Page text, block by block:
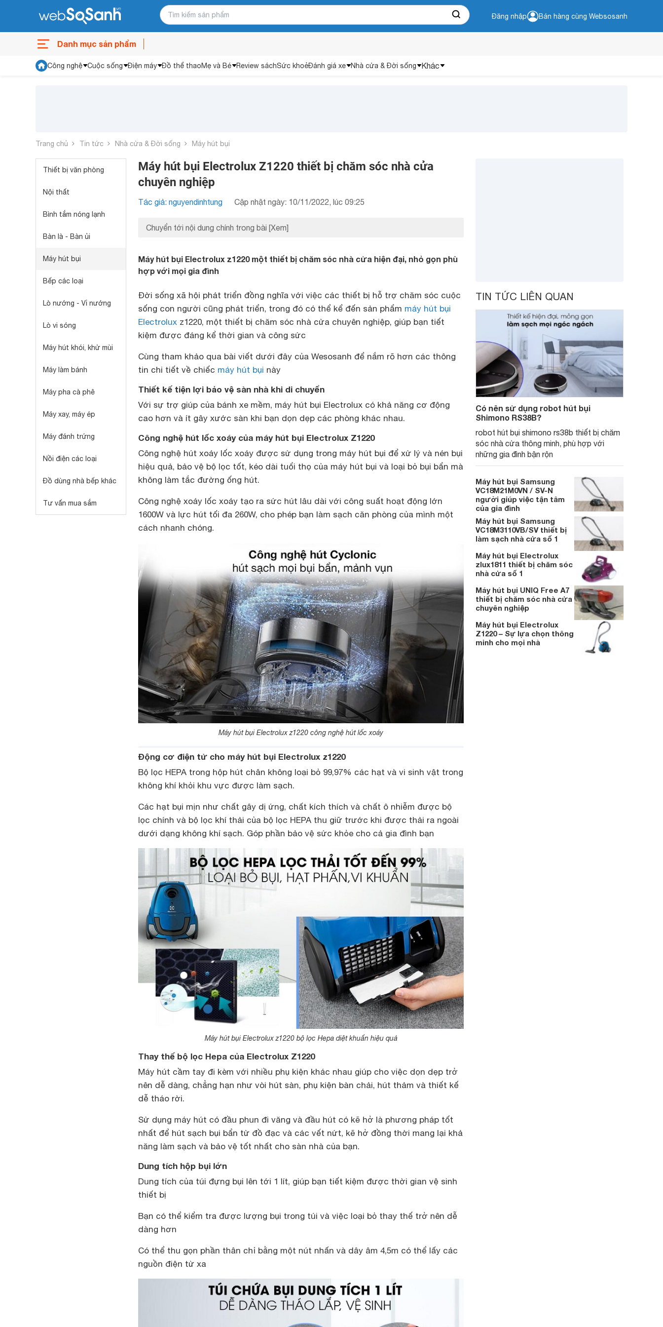
Đăng nhập Bán hàng cùng Websosanh
Danh mục sản phẩm
Công nghệ Cuộc sống Điện máy Đồ thể thaoMẹ và Bé Review sáchSức khoẻĐánh giá xe Nhà cửa & Đời sống Khác
Trang chủ Tin tức Nhà cửa & Đời sống Máy hút bụi
Thiết bị văn phòng
Nội thất
Bình tắm nóng lạnh
Bàn là - Bàn ủi
Máy hút bụi
Bếp các loại
Lò nướng - Vỉ nướng
Lò vi sóng
Máy hút khói, khử mùi
Máy làm bánh
Máy pha cà phê
Máy xay, máy ép
Máy đánh trứng
Nồi điện các loại
Đồ dùng nhà bếp khác
Tư vấn mua sắm
Máy hút bụi Electrolux Z1220 thiết bị chăm sóc nhà cửa
chuyên nghiệp
Tác giả: nguyendinhtung Cập nhật ngày: 10/11/2022, lúc 09:25
Chuyển tới nội dung chính trong bài [Xem]
Máy hút bụi Electrolux z1220 một thiết bị chăm sóc nhà cửa hiện đại, nhỏ gọn phù
hợp với mọi gia đình
Đời sống xã hội phát triển đồng nghĩa với việc các thiết bị hỗ trợ chăm sóc cuộc
sống con người cũng phát triển, trong đó có thể kể đến sản phẩm máy hút bụi
Electrolux z1220, một thiết bị chăm sóc nhà cửa chuyên nghiệp, giúp bạn tiết
kiệm được đáng kể thời gian và công sức
Cùng tham khảo qua bài viết dưới đây của Wesosanh để nắm rõ hơn các thông
tin chi tiết về chiếc máy hút bụi này
Thiết kế tiện lợi bảo vệ sàn nhà khi di chuyển
Với sự trợ giúp của bánh xe mềm, máy hút bụi Electrolux có khả năng cơ động
cao hơn và ít gây xước sàn khi bạn dọn dẹp các phòng khác nhau.
Công nghệ hút lốc xoáy của máy hút bụi Electrolux Z1220
Công nghệ hút xoáy lốc xoáy được sử dụng trong máy hút bụi để xử lý và nén bụi
hiệu quả, bảo vệ bộ lọc tốt, kéo dài tuổi thọ của máy hút bụi và loại bỏ bụi bẩn mà
không làm tắc đường ống hút.
Công nghệ xoáy lốc xoáy tạo ra sức hút lâu dài với công suất hoạt động lớn
1600W và lực hút tối đa 260W, cho phép bạn làm sạch căn phòng của mình một
cách nhanh chóng.
Máy hút bụi Electrolux z1220 công nghệ hút lốc xoáy
Động cơ điện tử cho máy hút bụi Electrolux z1220
Bộ lọc HEPA trong hộp hút chân không loại bỏ 99,97% các hạt và vi sinh vật trong
không khí khỏi khu vực được làm sạch.
Các hạt bụi mịn như chất gây dị ứng, chất kích thích và chất ô nhiễm được bộ
lọc chính và bộ lọc khí thải của bộ lọc HEPA thu giữ trước khi được thải ra ngoài
dưới dạng không khí sạch. Góp phần bảo vệ sức khỏe cho cả gia đình bạn
Máy hút bụi Electrolux z1220 bộ lọc Hepa diệt khuẩn hiệu quả
Thay thế bộ lọc Hepa của Electrolux Z1220
Máy hút cầm tay đi kèm với nhiều phụ kiện khác nhau giúp cho việc dọn dẹp trở
nên dễ dàng, chẳng hạn như vòi hút sàn, phụ kiện bàn chải, hút thảm và thiết kế
dễ tháo rời.
Sử dụng máy hút có đầu phun đi văng và đầu hút có kẽ hở là phương pháp tốt
nhất để hút sạch bụi bẩn từ đồ đạc và các vết nứt, kẽ hở đồng thời mang lại khả
năng làm sạch và bảo vệ tốt nhất cho sàn nhà của bạn.
Dung tích hộp bụi lớn
Dung tích của túi đựng bụi lên tới 1 lít, giúp bạn tiết kiệm được thời gian vệ sinh
thiết bị
Bạn có thể kiểm tra được lượng bụi trong túi và việc loại bỏ thay thế trở nên dễ
dàng hơn
Có thể thu gọn phần thân chỉ bằng một nút nhấn và dây âm 4,5m có thể lấy các
nguồn điện từ xa
TIN TỨC LIÊN QUAN
Có nên sử dụng robot hút bụi
Shimono RS38B?
robot hút bụi shimono rs38b thiết bị chăm
sóc nhà cửa thông minh, phù hợp với
những gia đình bận rộn
Máy hút bụi Samsung
VC18M21M0VN / SV-N
người giúp việc tận tâm
của gia đình
Máy hút bụi Samsung
VC18M3110VB/SV thiết bị
làm sạch nhà cửa số 1
Máy hút bụi Electrolux
zlux1811 thiết bị chăm sóc
nhà cửa số 1
Máy hút bụi UNIQ Free A7
thiết bị chăm sóc nhà cửa
chuyên nghiệp
Máy hút bụi Electrolux
Z1220 – Sự lựa chọn thông
minh cho mọi nhà